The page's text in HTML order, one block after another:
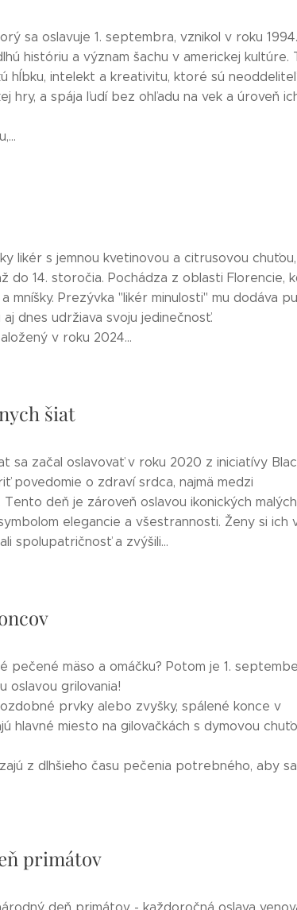
sa oslavuje 1. septembra, vznikol v roku
históriu a význam šachu v americkej kultúre.
hĺbku, intelekt a kreativitu, ktoré sú
hry, a spája ľudí bez ohľadu na vek a úroveň
likér s jemnou kvetinovou a citrusovou chuťou,
do 14. storočia. Pochádza z oblasti Florencie,
mníšky. Prezývka "likér minulosti" mu dodáva
dnes udržiava svoju jedinečnosť.
v roku 2024...
šiat
sa začal oslavovať v roku 2020 z iniciatívy
povedomie o zdraví srdca, najmä medzi
Tento deň je zároveň oslavou ikonických malých
elegancie a všestrannosti. Ženy si ich
spolupatričnosť a zvýšili...
pečené mäso a omáčku? Potom je 1.
oslavou grilovania!
prvky alebo zvyšky, spálené konce v
hlavné miesto na gilovačkách s dymovou
z dlhšieho času pečenia potrebného, aby
primátov